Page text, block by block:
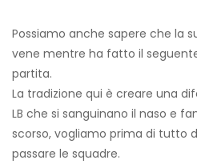
Possiamo anche sapere che la
vene mentre ha fatto il
partita.
La tradizione qui è creare una
LB che si sanguinano il naso e
scorso, vogliamo prima di tutto
passare le squadre.